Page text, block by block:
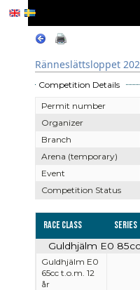
Ränneslättsloppet
Competition Details
Permit number
Organizer
Branch
Arena (temporary)
Event
Competition Status
Race Class Series
Guldhjälm E0
Guldhjälm E0
65cc t.o.m. 12
år